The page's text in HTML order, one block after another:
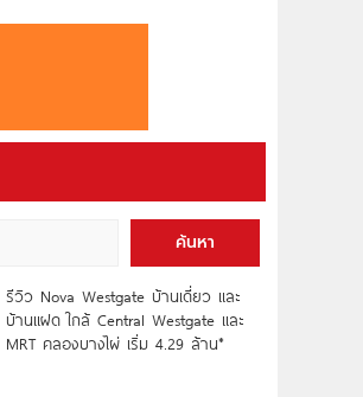
ค้นหา
รีวิว Nova Westgate บ้านเดี่ยว และ
บ้านแฝด ใกล้ Central Westgate และ
MRT คลองบางไผ่ เริ่ม 4.29 ล้าน*